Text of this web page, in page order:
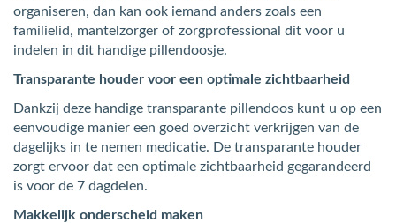
organiseren, dan kan ook iemand anders zoals een
familielid, mantelzorger of zorgprofessional dit voor u
indelen in dit handige pillendoosje.
Transparante houder voor een optimale zichtbaarheid
Dankzij deze handige transparante pillendoos kunt u op een
eenvoudige manier een goed overzicht verkrijgen van de
dagelijks in te nemen medicatie. De transparante houder
zorgt ervoor dat een optimale zichtbaarheid gegarandeerd
is voor de 7 dagdelen.
Makkelijk onderscheid maken